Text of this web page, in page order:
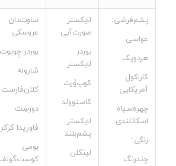
پشم‌فرشی:
عواسی
هردویک
کاراکول
آمریکایی
چهره‌سیاه
اسکاتلندی
رنگی:
چندرنگ
لایکستر
صورت‌آبی
بوردر
لایکستر
کوپ‌وُرث
کاستوولد
لایکستر
پشم‌بلند
لینکلن
ساوت‌دان
عروسکی
بوردر چِویوت
شاروله
کلان‌فارِست
دورسِت
فاوریدا کرَکر
بومی
کوست‌گولف